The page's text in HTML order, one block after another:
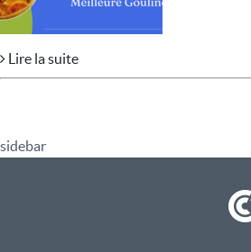
Lire la suite
sidebar